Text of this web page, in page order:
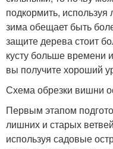
подкормить,
зима обещает быть
защите дерева стоит
кусту больше времени
вы получите хороший
Схема обрезки вишни
Первым этапом
лишних и старых
используя садовые